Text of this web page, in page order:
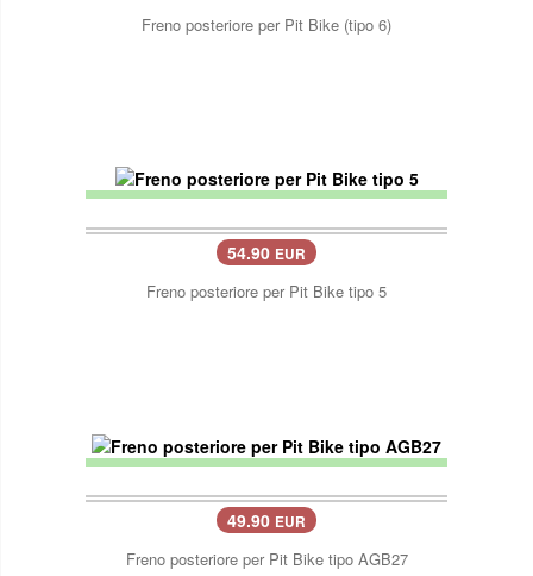
Freno posteriore per Pit Bike (tipo 6)
54.90 EUR
Freno posteriore per Pit Bike tipo 5
49.90 EUR
Freno posteriore per Pit Bike tipo AGB27